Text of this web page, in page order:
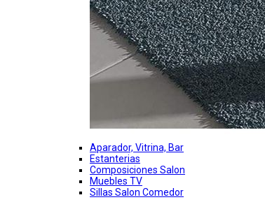
Aparador, Vitrina, Bar
Estanterias
Composiciones Salon
Muebles TV
Sillas Salon Comedor